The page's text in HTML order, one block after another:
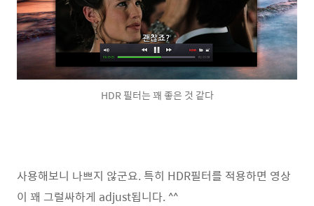
HDR 필터는 꽤 좋은 것 같다
사용해보니 나쁘지 않군요. 특히 HDR필터를 적용하면 영상
이 꽤 그럴싸하게 adjust됩니다. ^^